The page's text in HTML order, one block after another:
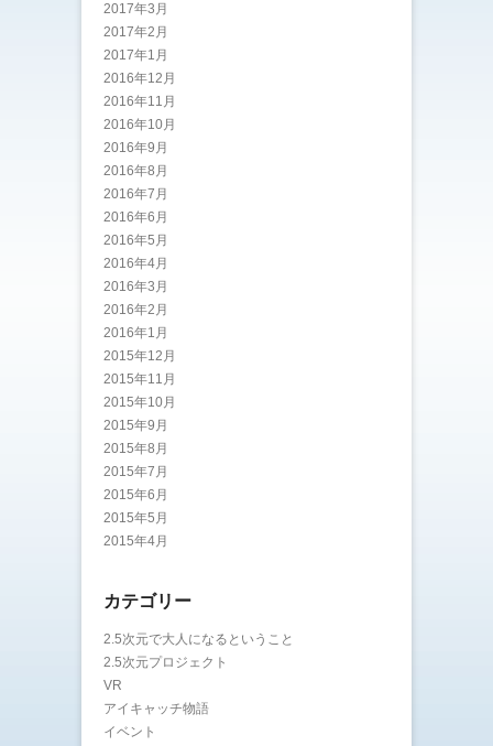
2017年3月
2017年2月
2017年1月
2016年12月
2016年11月
2016年10月
2016年9月
2016年8月
2016年7月
2016年6月
2016年5月
2016年4月
2016年3月
2016年2月
2016年1月
2015年12月
2015年11月
2015年10月
2015年9月
2015年8月
2015年7月
2015年6月
2015年5月
2015年4月
カテゴリー
2.5次元で大人になるということ
2.5次元プロジェクト
VR
アイキャッチ物語
イベント